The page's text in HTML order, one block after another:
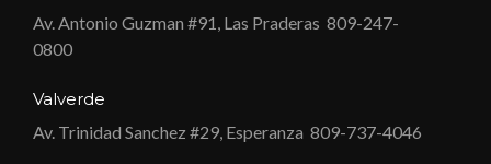
Av. Antonio Guzman #91, Las Praderas 809-247-
0800
Valverde
Av. Trinidad Sanchez #29, Esperanza 809-737-4046